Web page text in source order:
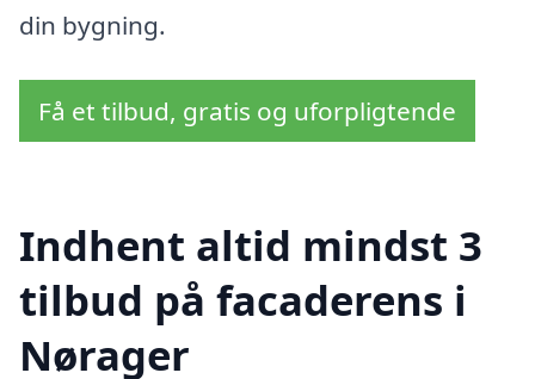
din bygning.
Få et tilbud, gratis og uforpligtende
Indhent altid mindst 3
tilbud på facaderens i
Nørager